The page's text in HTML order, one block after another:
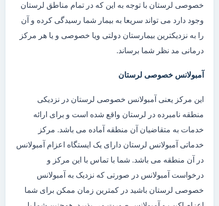
خصوصی لرستان با توجه به این که در تمام مناطق لرستان
وجود دارد می تواند سریعا به بیمار شما رسیدگی کرده و آن
را به نزدیکترین بیمارستان دولتی ویا خصوصی و یا هر مرکز
درمانی مد نظر شما برساند.
آمبولانس خصوصی لرستان
این مرکز یعنی آمبولانس خصوصی لرستان در نزدیکی
منطقه نامبرده در لرستان واقع شده است و برای ارائه
خدمات به متقاضیان آن منطقه آماده می باشد. مرکز
خدماتی آمبولانس لرستان دارای یک ایستگاه اعزام آمبولانس
در آن منطقه می باشد. شما با تماس با این مرکز و
درخواست آمبولانس در صورتی که نزدیک به آمبولانس
خصوصی لرستان باشید در کمترین زمان ممکن برای شما